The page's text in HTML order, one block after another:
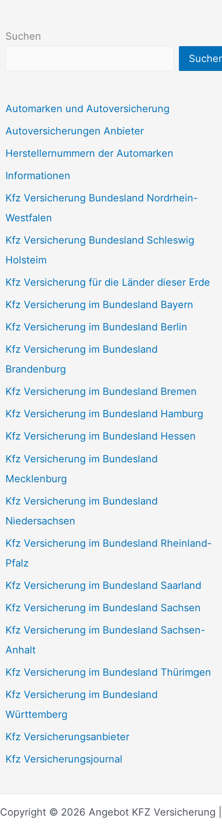
Suchen
Automarken und Autoversicherung
Autoversicherungen Anbieter
Herstellernummern der Automarken
Informationen
Kfz Versicherung Bundesland Nordrhein-
Westfalen
Kfz Versicherung Bundesland Schleswig
Holsteim
Kfz Versicherung für die Länder dieser Erde
Kfz Versicherung im Bundesland Bayern
Kfz Versicherung im Bundesland Berlin
Kfz Versicherung im Bundesland
Brandenburg
Kfz Versicherung im Bundesland Bremen
Kfz Versicherung im Bundesland Hamburg
Kfz Versicherung im Bundesland Hessen
Kfz Versicherung im Bundesland
Mecklenburg
Kfz Versicherung im Bundesland
Niedersachsen
Kfz Versicherung im Bundesland Rheinland-
Pfalz
Kfz Versicherung im Bundesland Saarland
Kfz Versicherung im Bundesland Sachsen
Kfz Versicherung im Bundesland Sachsen-
Anhalt
Kfz Versicherung im Bundesland Thürimgen
Kfz Versicherung im Bundesland
Württemberg
Kfz Versicherungsanbieter
Kfz Versicherungsjournal
Copyright © 2026 Angebot KFZ Versicherung |